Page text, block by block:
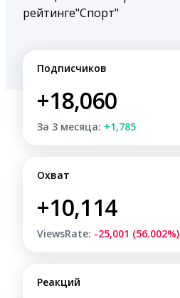
рейтинге"Спорт"
Подписчиков
+18,060
За 3 месяца: +1,785
Охват
+10,114
ViewsRate: -25,001 (56.002%)
Реакций